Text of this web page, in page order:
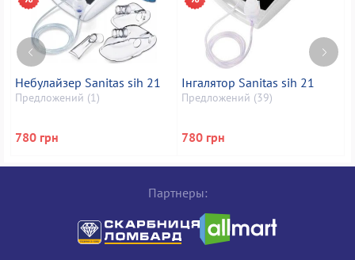
Небулайзер Sanitas sih 21
Предложений (1)
780 грн
Інгалятор Sanitas sih 21
Предложений (39)
780 грн
Партнеры: